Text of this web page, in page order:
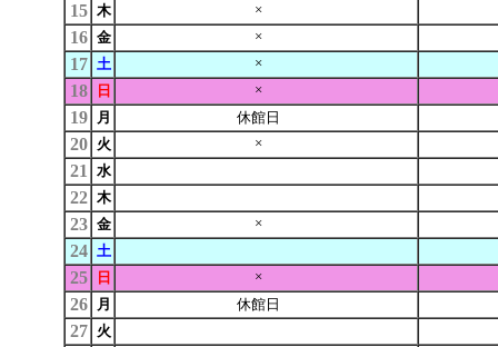
15 木 ×
16 金 ×
17 土 ×
18 日 ×
19 月 休館日
20 火 ×
21 水
22 木
23 金 ×
24 土
25 日 ×
26 月 休館日
27 火